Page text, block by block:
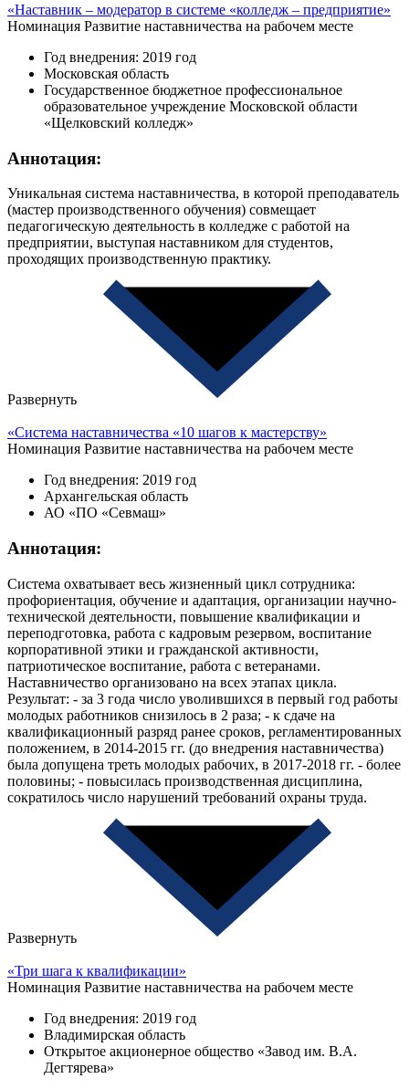
«Наставник – модератор в системе «колледж – предприятие»
Номинация Развитие наставничества на рабочем месте
Год внедрения: 2019 год
Московская область
Государственное бюджетное профессиональное
образовательное учреждение Московской области
«Щелковский колледж»
Аннотация:
Уникальная система наставничества, в которой преподаватель
(мастер производственного обучения) совмещает
педагогическую деятельность в колледже с работой на
предприятии, выступая наставником для студентов,
проходящих производственную практику.
Развернуть
«Система наставничества «10 шагов к мастерству»
Номинация Развитие наставничества на рабочем месте
Год внедрения: 2019 год
Архангельская область
АО «ПО «Севмаш»
Аннотация:
Система охватывает весь жизненный цикл сотрудника:
профориентация, обучение и адаптация, организации научно-
технической деятельности, повышение квалификации и
переподготовка, работа с кадровым резервом, воспитание
корпоративной этики и гражданской активности,
патриотическое воспитание, работа с ветеранами.
Наставничество организовано на всех этапах цикла.
Результат: - за 3 года число уволившихся в первый год работы
молодых работников снизилось в 2 раза; - к сдаче на
квалификационный разряд ранее сроков, регламентированных
положением, в 2014-2015 гг. (до внедрения наставничества)
была допущена треть молодых рабочих, в 2017-2018 гг. - более
половины; - повысилась производственная дисциплина,
сократилось число нарушений требований охраны труда.
Развернуть
«Три шага к квалификации»
Номинация Развитие наставничества на рабочем месте
Год внедрения: 2019 год
Владимирская область
Открытое акционерное общество «Завод им. В.А.
Дегтярева»